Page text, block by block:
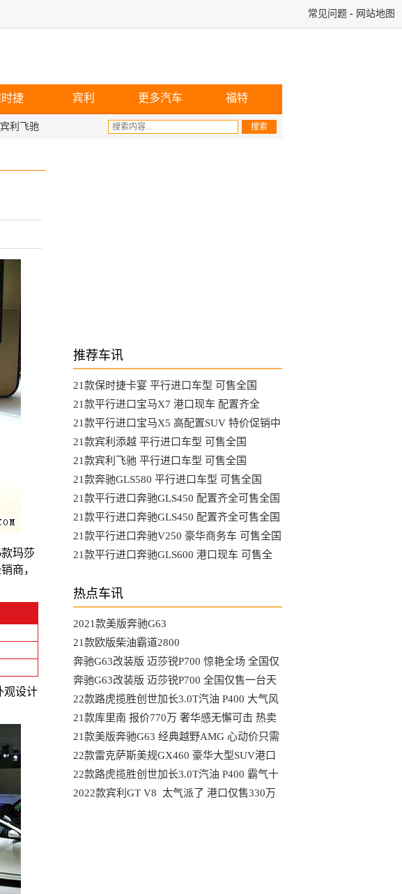
常见问题 - 网站地图
捷 宾利 更多汽车 福特
宾利飞驰
玛莎
商，
观设计
推荐车讯
21款保时捷卡宴 平行进口车型 可售全国
21款平行进口宝马X7 港口现车 配置齐全
21款平行进口宝马X5 高配置SUV 特价促销中
21款宾利添越 平行进口车型 可售全国
21款宾利飞驰 平行进口车型 可售全国
21款奔驰GLS580 平行进口车型 可售全国
21款平行进口奔驰GLS450 配置齐全可售全国
21款平行进口奔驰GLS450 配置齐全可售全国
21款平行进口奔驰V250 豪华商务车 可售全国
21款平行进口奔驰GLS600 港口现车 可售全
热点车讯
2021款美版奔驰G63
21款欧版柴油霸道2800
奔驰G63改装版 迈莎锐P700 惊艳全场 全国仅
售一台天津港售价498万提车
奔驰G63改装版 迈莎锐P700 全国仅售一台天
津港售价498万提车
22款路虎揽胜创世加长3.0T汽油 P400 大气风
范 贵族气息仅售178万
21款库里南 报价770万 奢华感无懈可击 热卖
中
21款美版奔驰G63 经典越野AMG 心动价只需
350万
22款雷克萨斯美规GX460 豪华大型SUV港口
仅售112万
22款路虎揽胜创世加长3.0T汽油 P400 霸气十
足 心动价格178万
2022款宾利GT V8 太气派了 港口仅售330万